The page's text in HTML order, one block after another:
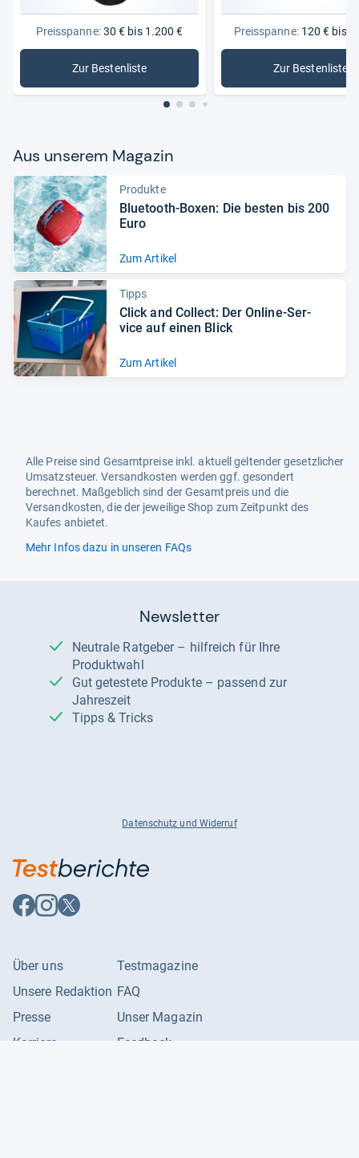
Preisspanne:30 € bis 1.200 €
Zur Bestenliste: WLAN-Lautsprecher
Preisspanne:120 € bis
Zur Bestenliste
: AirPlay-
Aus unse­rem Maga­zin
Produkte
Blue­tooth-​Boxen: Die bes­ten bis 200
Euro
Zum Artikel
Tipps
Click and Col­lect: Der Online-​Ser­
vice auf einen Blick
Zum Artikel
Alle Preise sind Gesamtpreise inkl. aktuell geltender gesetzlicher
Umsatzsteuer. Versandkosten werden ggf. gesondert
berechnet. Maßgeblich sind der Gesamtpreis und die
Versandkosten, die der jeweilige Shop zum Zeitpunkt des
Kaufes anbietet.
Mehr Infos dazu in unseren FAQs
Newsletter
Neutrale Ratgeber – hilfreich für Ihre
Produktwahl
Gut getestete Produkte – passend zur
Jahreszeit
Tipps & Tricks
Datenschutz und Widerruf
Auf
Facebook
Auf
Instagram
Auf
X
Über uns
Unsere Redaktion
Presse
Karriere
Testmagazine
FAQ
Unser Magazin
Feedback